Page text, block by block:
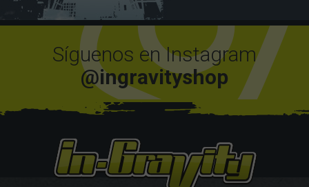
Síguenos en Instagram
@ingravityshop